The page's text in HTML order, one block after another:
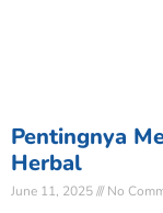
Pentingnya
Herbal
June 11, 2025 No